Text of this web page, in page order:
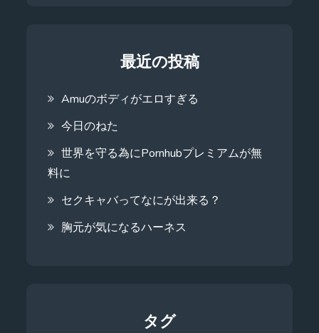
最近の投稿
Amuのボディがエロすぎる
今日のねた
世界を守る為にPornhubプレミアムが無
料に
セクキャバってなにが出来る？
胸元が気になるハーネス
タグ